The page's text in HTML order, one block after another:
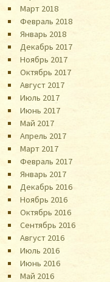
Март 2018
Февраль 2018
Январь 2018
Декабрь 2017
Ноябрь 2017
Октябрь 2017
Август 2017
Июль 2017
Июнь 2017
Май 2017
Апрель 2017
Март 2017
Февраль 2017
Январь 2017
Декабрь 2016
Ноябрь 2016
Октябрь 2016
Сентябрь 2016
Август 2016
Июль 2016
Июнь 2016
Май 2016